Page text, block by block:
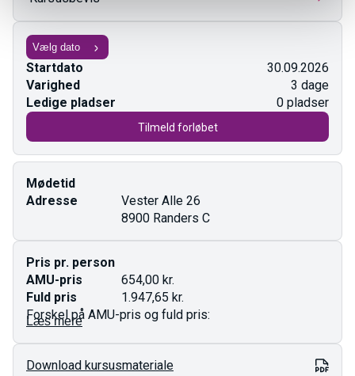
Mødetid
Adresse
Vester Alle 26
8900 Randers C
Pris pr. person
AMU-pris
654,00 kr.
Fuld pris
1.947,65 kr.
Forskel på AMU-pris og fuld pris:
AMU-pris gælder for ufaglærte og faglærte.
Fuld pris er den totale pris for kurset og gælder som
Læs mere
Download kursusmateriale
Startdato
30.09.2026
Varighed
3 dage
Ledige pladser
0 pladser
Tilmeld forløbet